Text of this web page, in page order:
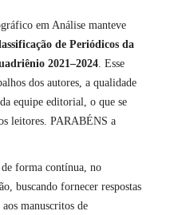
em Análise manteve
de Periódicos da
2021–2024 . Esse
dos autores, a qualidade
equipe editorial, o que se
leitores. PARABÉNS a
forma contínua, no
buscando fornecer respostas
manuscritos de